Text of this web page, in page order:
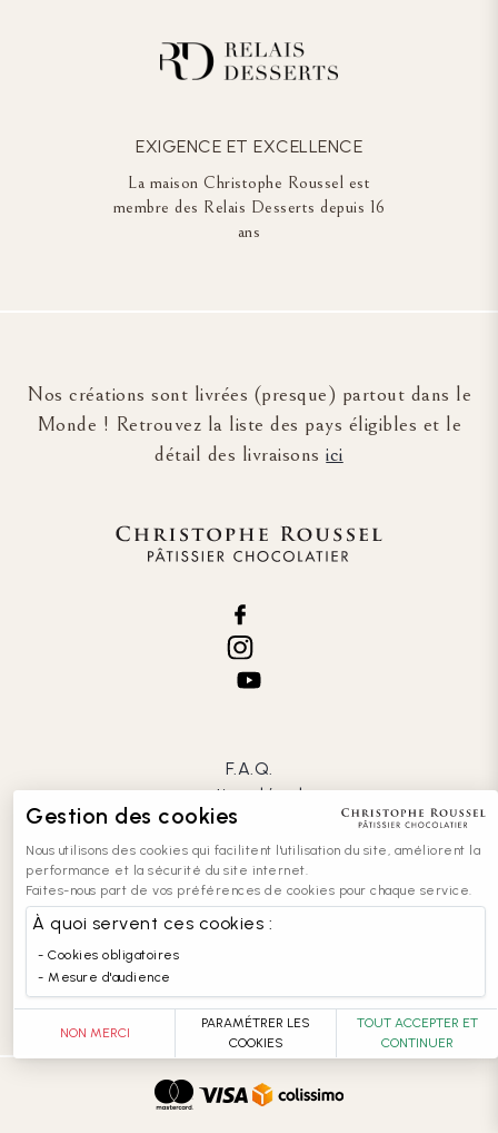
EXIGENCE ET EXCELLENCE
La maison Christophe Roussel est
membre des Relais Desserts depuis 16
ans
Nos créations sont livrées (presque) partout dans le
Monde ! Retrouvez la liste des pays éligibles et le
détail des livraisonsici
F.A.Q.
mentions légales
CGV
confidentialité
cookies
contact
recrutement
accessibilité : partiellement conforme
Gestion des cookies
Nous utilisons des cookies qui facilitent l'utilisation du site, améliorent la
performance et la sécurité du site internet.
Faites-nous part de vos préférences de cookies pour chaque service.
À quoi servent ces cookies :
Cookies obligatoires
Mesure d'audience
NON MERCI
PARAMÉTRER LES
COOKIES
TOUT ACCEPTER ET
CONTINUER